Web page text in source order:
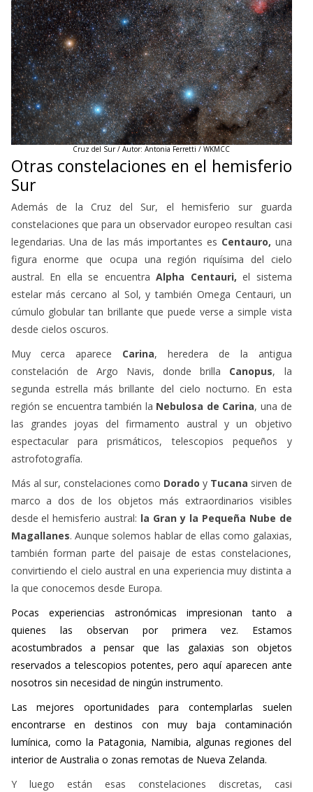
Cruz del Sur / Autor: Antonia Ferretti / WKMCC
Otras constelaciones en el hemisferio
Sur
Además de la Cruz del Sur, el hemisferio sur guarda
constelaciones que para un observador europeo resultan casi
legendarias. Una de las más importantes es Centauro, una
figura enorme que ocupa una región riquísima del cielo
austral. En ella se encuentra Alpha Centauri, el sistema
estelar más cercano al Sol, y también Omega Centauri, un
cúmulo globular tan brillante que puede verse a simple vista
desde cielos oscuros.
Muy cerca aparece Carina, heredera de la antigua
constelación de Argo Navis, donde brilla Canopus, la
segunda estrella más brillante del cielo nocturno. En esta
región se encuentra también la Nebulosa de Carina, una de
las grandes joyas del firmamento austral y un objetivo
espectacular para prismáticos, telescopios pequeños y
astrofotografía.
Más al sur, constelaciones como Dorado y Tucana sirven de
marco a dos de los objetos más extraordinarios visibles
desde el hemisferio austral: la Gran y la Pequeña Nube de
Magallanes. Aunque solemos hablar de ellas como galaxias,
también forman parte del paisaje de estas constelaciones,
convirtiendo el cielo austral en una experiencia muy distinta a
la que conocemos desde Europa.
Pocas experiencias astronómicas impresionan tanto a
quienes las observan por primera vez. Estamos
acostumbrados a pensar que las galaxias son objetos
reservados a telescopios potentes, pero aquí aparecen ante
nosotros sin necesidad de ningún instrumento.
Las mejores oportunidades para contemplarlas suelen
encontrarse en destinos con muy baja contaminación
lumínica, como la Patagonia, Namibia, algunas regiones del
interior de Australia o zonas remotas de Nueva Zelanda.
Y luego están esas constelaciones discretas, casi